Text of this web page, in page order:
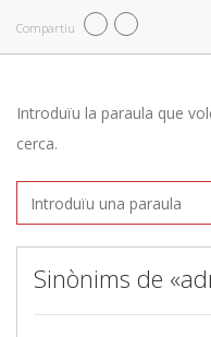
Compartiu
Introduïu la paraula que
cerca.
Sinònims de